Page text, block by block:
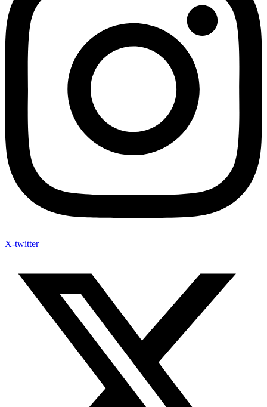
X-twitter